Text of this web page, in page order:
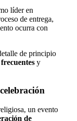
líder en
de entrega,
ocurra con
de principio
y
un evento
de